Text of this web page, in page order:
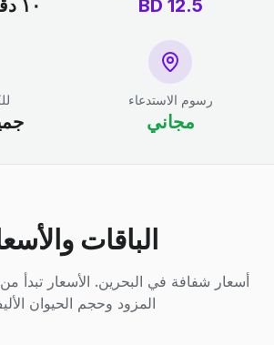
12.5
BD ١٠ دقائق - ساعتين
رسوم الاستدعاء
مجاني
الباقات
أسعار شفافة في البحرين. الأسعار
المزود وحجم الحيوان